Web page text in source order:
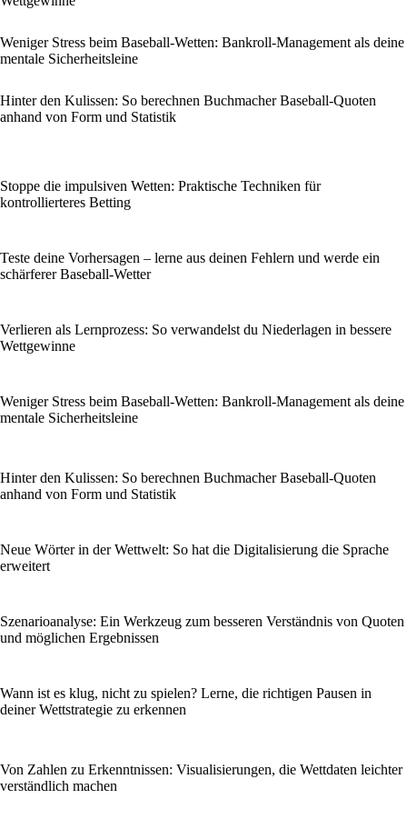
Weniger Stress beim Baseball-Wetten: Bankroll-Management als deine
mentale Sicherheitsleine
Hinter den Kulissen: So berechnen Buchmacher Baseball-Quoten
anhand von Form und Statistik
Stoppe die impulsiven Wetten: Praktische Techniken für
kontrollierteres Betting
Teste deine Vorhersagen – lerne aus deinen Fehlern und werde ein
schärferer Baseball-Wetter
Verlieren als Lernprozess: So verwandelst du Niederlagen in bessere
Wettgewinne
Weniger Stress beim Baseball-Wetten: Bankroll-Management als deine
mentale Sicherheitsleine
Hinter den Kulissen: So berechnen Buchmacher Baseball-Quoten
anhand von Form und Statistik
Neue Wörter in der Wettwelt: So hat die Digitalisierung die Sprache
erweitert
Szenarioanalyse: Ein Werkzeug zum besseren Verständnis von Quoten
und möglichen Ergebnissen
Wann ist es klug, nicht zu spielen? Lerne, die richtigen Pausen in
deiner Wettstrategie zu erkennen
Von Zahlen zu Erkenntnissen: Visualisierungen, die Wett­daten leichter
verständlich machen